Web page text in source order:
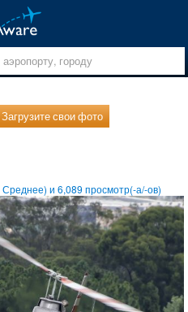
Загрузите свои фото
Среднее) и6,089 просмотр(-а/-ов)